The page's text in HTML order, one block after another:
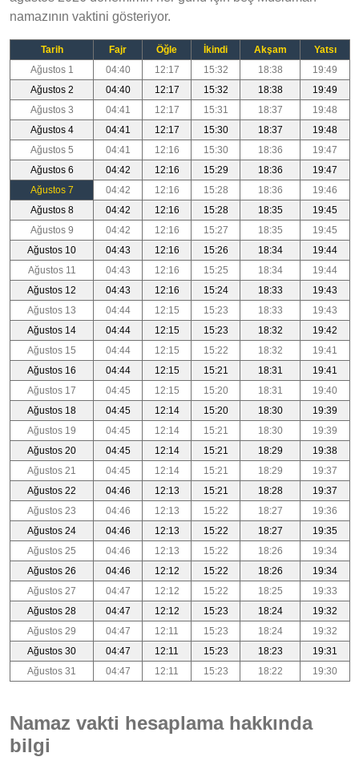
namazının vaktini gösteriyor.
Tarih Fajr Öğle İkindi Akşam
Yatsı
Ağustos 1
04:40 12:17 15:32 18:38
19:49
Ağustos 2
04:40 12:17 15:32 18:38
19:49
Ağustos 3
04:41 12:17 15:31 18:37
19:48
Ağustos 4
04:41 12:17 15:30 18:37
19:48
Ağustos 5
04:41 12:16 15:30 18:36
19:47
Ağustos 6
04:42 12:16 15:29 18:36
19:47
Ağustos 7
04:42 12:16 15:28 18:36
19:46
Ağustos 8
04:42 12:16 15:28 18:35
19:45
Ağustos 9
04:42 12:16 15:27 18:35
19:45
Ağustos 10
04:43 12:16 15:26 18:34
19:44
Ağustos 11
04:43 12:16 15:25 18:34
19:44
Ağustos 12
04:43 12:16 15:24 18:33
19:43
Ağustos 13
04:44 12:15 15:23 18:33
19:43
Ağustos 14
04:44 12:15 15:23 18:32
19:42
Ağustos 15
04:44 12:15 15:22 18:32
19:41
Ağustos 16
04:44 12:15 15:21 18:31
19:41
Ağustos 17
04:45 12:15 15:20 18:31
19:40
Ağustos 18
04:45 12:14 15:20 18:30
19:39
Ağustos 19
04:45 12:14 15:21 18:30
19:39
Ağustos 20
04:45 12:14 15:21 18:29
19:38
Ağustos 21
04:45 12:14 15:21 18:29
19:37
Ağustos 22
04:46 12:13 15:21 18:28
19:37
Ağustos 23
04:46 12:13 15:22 18:27
19:36
Ağustos 24
04:46 12:13 15:22 18:27
19:35
Ağustos 25
04:46 12:13 15:22 18:26
19:34
Ağustos 26
04:46 12:12 15:22 18:26
19:34
Ağustos 27
04:47 12:12 15:22 18:25
19:33
Ağustos 28
04:47 12:12 15:23 18:24
19:32
Ağustos 29
04:47 12:11 15:23 18:24
19:32
Ağustos 30
04:47 12:11 15:23 18:23
19:31
Ağustos 31
04:47 12:11 15:23 18:22 19:30
Namaz vakti hesaplama hakkında
bilgi